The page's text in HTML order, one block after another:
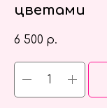
цветами
6 500 р.